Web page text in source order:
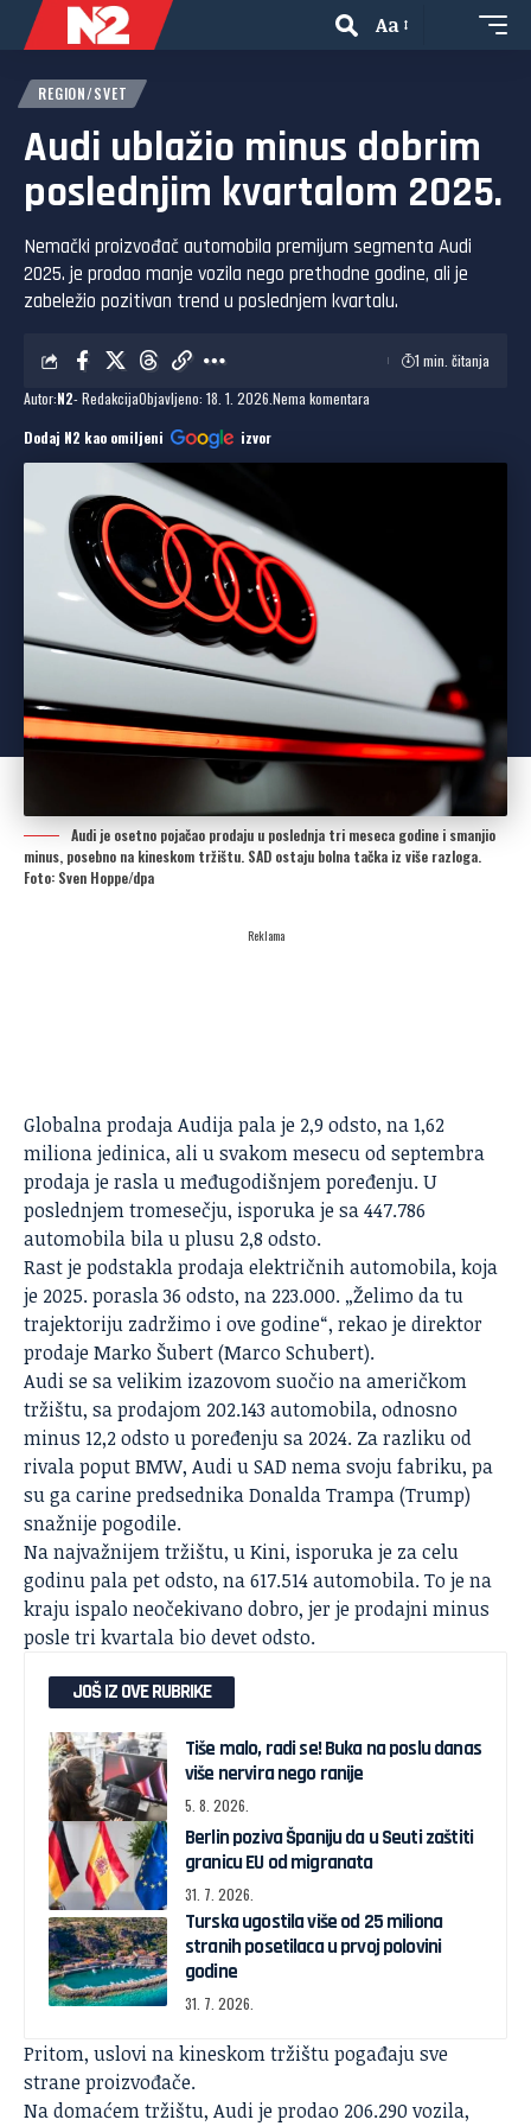
Aa
REGION/SVET
Audi ublažio minus dobrim
poslednjim kvartalom 2025.
Nemački proizvođač automobila premijum segmenta Audi
2025. je prodao manje vozila nego prethodne godine, ali je
zabeležio pozitivan trend u poslednjem kvartalu.
Autor:N2- RedakcijaObjavljeno: 18. 1. 2026. Nema komentara
1 min. čitanja
Dodaj N2 kao omiljeni izvor
Audi je osetno pojačao prodaju u poslednja tri meseca godine i smanjio
minus, posebno na kineskom tržištu. SAD ostaju bolna tačka iz više razloga.
Foto: Sven Hoppe/dpa
Reklama
Globalna prodaja Audija pala je 2,9 odsto, na 1,62
miliona jedinica, ali u svakom mesecu od septembra
prodaja je rasla u međugodišnjem poređenju. U
poslednjem tromesečju, isporuka je sa 447.786
automobila bila u plusu 2,8 odsto.
Rast je podstakla prodaja električnih automobila, koja
je 2025. porasla 36 odsto, na 223.000. „Želimo da tu
trajektoriju zadržimo i ove godine“, rekao je direktor
prodaje Marko Šubert (Marco Schubert).
Audi se sa velikim izazovom suočio na američkom
tržištu, sa prodajom 202.143 automobila, odnosno
minus 12,2 odsto u poređenju sa 2024. Za razliku od
rivala poputBMW, Audi u SAD nema svoju fabriku, pa
su ga carine predsednika Donalda Trampa (Trump)
snažnije pogodile.
Na najvažnijem tržištu, u Kini, isporuka je za celu
godinu pala pet odsto, na 617.514 automobila. To je na
kraju ispalo neočekivano dobro, jer je prodajni minus
posle tri kvartala bio devet odsto.
JOŠ IZ OVE RUBRIKE
Tiše malo, radi se! Buka na poslu danas
više nervira nego ranije
5. 8. 2026.
Berlin poziva Španiju da u Seuti zaštiti
granicu EU od migranata
31. 7. 2026.
Turska ugostila više od 25 miliona
stranih posetilaca u prvoj polovini
godine
31. 7. 2026.
Pritom, uslovi na kineskom tržištu pogađaju sve
strane proizvođače.
Na domaćem tržištu, Audi je prodao 206.290 vozila,